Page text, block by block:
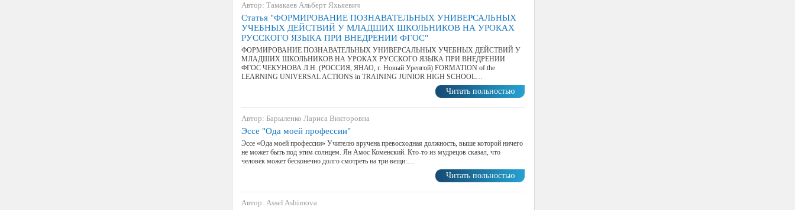
Автор: Тамакаев Альберт Яхьяевич
Статья "ФОРМИРОВАНИЕ ПОЗНАВАТЕЛЬНЫХ УНИВЕРСАЛЬНЫХ
УЧЕБНЫХ ДЕЙСТВИЙ У МЛАДШИХ ШКОЛЬНИКОВ НА УРОКАХ
РУССКОГО ЯЗЫКА ПРИ ВНЕДРЕНИИ ФГОС"
ФОРМИРОВАНИЕ ПОЗНАВАТЕЛЬНЫХ УНИВЕРСАЛЬНЫХ УЧЕБНЫХ ДЕЙСТВИЙ У
МЛАДШИХ ШКОЛЬНИКОВ НА УРОКАХ РУССКОГО ЯЗЫКА ПРИ ВНЕДРЕНИИ
ФГОС ЧЕКУНОВА Л.Н. (РОССИЯ, ЯНАО, г. Новый Уренгой) FORMATION of the
LEARNING UNIVERSAL ACTIONS in TRAINING JUNIOR HIGH SCHOOL…
Читать польностью
Автор: Барыленко Лариса Викторовна
Эссе "Ода моей профессии"
Эссе «Ода моей профессии» Учителю вручена превосходная должность, выше которой ничего
не может быть под этим солнцем. Ян Амос Коменский. Кто-то из мудрецов сказал, что
человек может бесконечно долго смотреть на три вещи:…
Читать польностью
Автор: Assel Ashimova